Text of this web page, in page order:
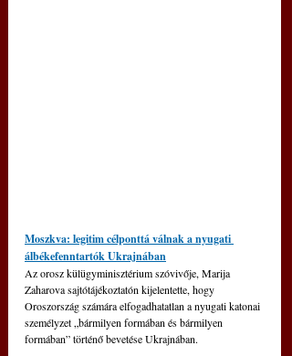
Moszkva: legitim célponttá válnak a nyugati
álbékefenntartók Ukrajnában
Az orosz külügyminisztérium szóvivője, Marija
Zaharova sajtótájékoztatón kijelentette, hogy
Oroszország számára elfogadhatatlan a nyugati katonai
személyzet „bármilyen formában és bármilyen
formában” történő bevetése Ukrajnában.